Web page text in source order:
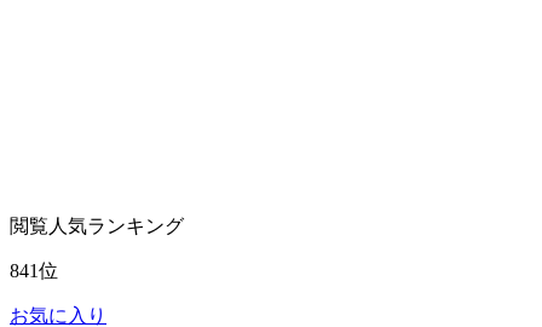
閲覧人気ランキング
841位
お気に入り